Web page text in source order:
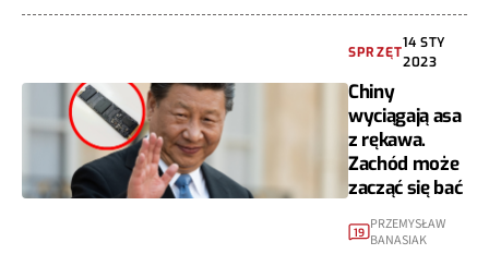
SPRZĘT
14 STY
2023
Chiny
wyciągają asa
z rękawa.
Zachód może
zacząć się bać
19 PRZEMYSŁAW
BANASIAK